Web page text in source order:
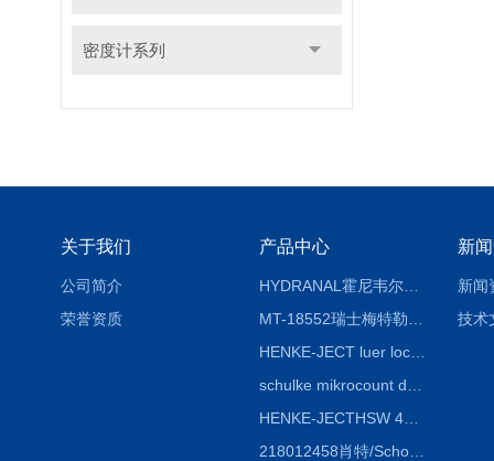
密度计系列
关于我们
公司简介
荣誉资质
产品中心
HYDRANAL霍尼韦尔Fluka 34696-25G固体水标 二水合物
HENKE-JECT luer lock鲁尔锁注射器 4200-X00V0 20mL（24ml）
HENKE-JECTHSW 4020.X00V0 2ml（3mL）鲁尔锁注射器
218012458肖特/Schott duran蓝盖试剂瓶100ml，透明
新
新闻
技术